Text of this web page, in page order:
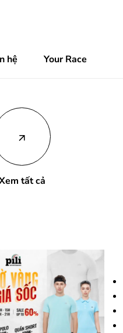
hệ Your Race
tất cả